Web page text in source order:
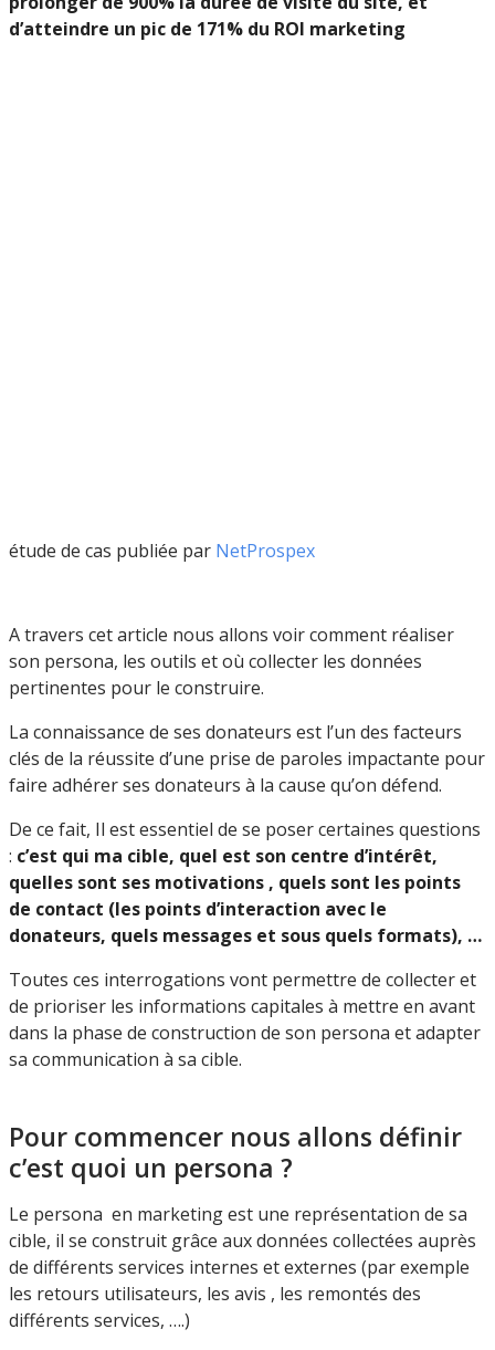
d’atteindre un pic de 171% du ROI marketing
étude de cas publiée par NetProspex
A travers cet article nous allons voir comment réaliser
son persona, les outils et où collecter les données
pertinentes pour le construire.
La connaissance de ses donateurs est l’un des facteurs
clés de la réussite d’une prise de paroles impactante pour
faire adhérer ses donateurs à la cause qu’on défend.
De ce fait, Il est essentiel de se poser certaines questions
: c’est qui ma cible, quel est son centre d’intérêt,
quelles sont ses motivations , quels sont les points
de contact (les points d’interaction avec le
donateurs, quels messages et sous quels formats), …
Toutes ces interrogations vont permettre de collecter et
de prioriser les informations capitales à mettre en avant
dans la phase de construction de son persona et adapter
sa communication à sa cible.
Pour commencer nous allons définir
c’est quoi un persona ?
Le persona en marketing est une représentation de sa
cible, il se construit grâce aux données collectées auprès
de différents services internes et externes (par exemple
les retours utilisateurs, les avis , les remontés des
différents services, ….)